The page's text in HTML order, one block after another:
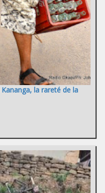
la rareté de la